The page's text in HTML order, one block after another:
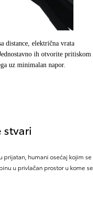
distance, električna vrata
ih otvorite pritiskom
uz minimalan napor.
stvari
prijatan, humani osećaj kojim se
u privlačan prostor u kome se